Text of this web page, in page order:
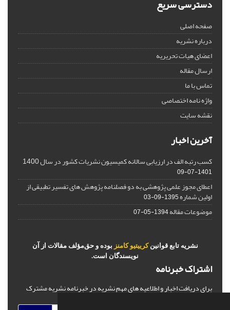
دسترسی سریع
صفحه اصلی
درباره نشریه
اعضای هیات تحریریه
ارسال مقاله
تماس با ما
واژه نامه اختصاصی
نقشه سایت
آخرین اخبار
کسب رتبه الف در ارزیابی سالانه کمیسیون نشریات کشور در سال 1400
1401-07-09
اعطای مجوز علمی پژوهشی به دو فصلنامه پژوهش های تفسیر تطبیقی از
اولین شماره1395-09-03
موضوعات مقاله1394-05-07
نشریه تابع قوانین کرییتیو کامنز بوده و حق‌مؤلف مقالات از آن
نویسندگان است.
اشتراک خبرنامه
برای دریافت اخبار و اطلاعیه های مهم نشریه در خبرنامه نشریه مشترک